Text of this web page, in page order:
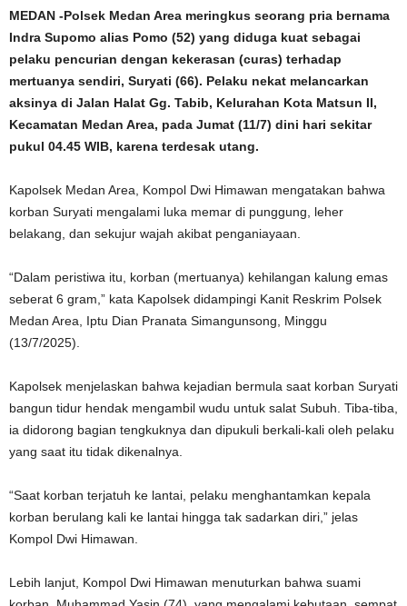
MEDAN -Polsek Medan Area meringkus seorang pria bernama
Indra Supomo alias Pomo (52) yang diduga kuat sebagai
pelaku pencurian dengan kekerasan (curas) terhadap
mertuanya sendiri, Suryati (66). Pelaku nekat melancarkan
aksinya di Jalan Halat Gg. Tabib, Kelurahan Kota Matsun II,
Kecamatan Medan Area, pada Jumat (11/7) dini hari sekitar
pukul 04.45 WIB, karena terdesak utang.
Kapolsek Medan Area, Kompol Dwi Himawan mengatakan bahwa
korban Suryati mengalami luka memar di punggung, leher
belakang, dan sekujur wajah akibat penganiayaan.
“Dalam peristiwa itu, korban (mertuanya) kehilangan kalung emas
seberat 6 gram,” kata Kapolsek didampingi Kanit Reskrim Polsek
Medan Area, Iptu Dian Pranata Simangunsong, Minggu
(13/7/2025).
Kapolsek menjelaskan bahwa kejadian bermula saat korban Suryati
bangun tidur hendak mengambil wudu untuk salat Subuh. Tiba-tiba,
ia didorong bagian tengkuknya dan dipukuli berkali-kali oleh pelaku
yang saat itu tidak dikenalnya.
“Saat korban terjatuh ke lantai, pelaku menghantamkan kepala
korban berulang kali ke lantai hingga tak sadarkan diri,” jelas
Kompol Dwi Himawan.
Lebih lanjut, Kompol Dwi Himawan menuturkan bahwa suami